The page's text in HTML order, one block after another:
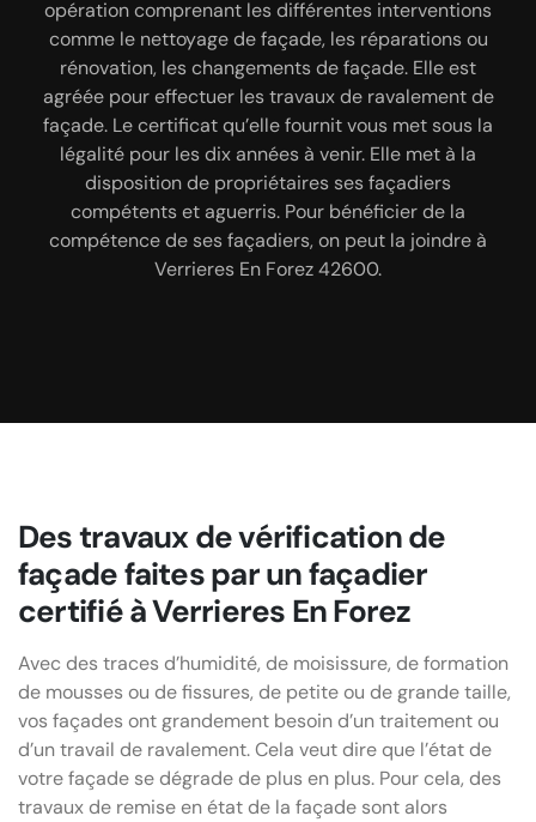
opération comprenant les différentes interventions
comme le nettoyage de façade, les réparations ou
rénovation, les changements de façade. Elle est
agréée pour effectuer les travaux de ravalement de
façade. Le certificat qu’elle fournit vous met sous la
légalité pour les dix années à venir. Elle met à la
disposition de propriétaires ses façadiers
compétents et aguerris. Pour bénéficier de la
compétence de ses façadiers, on peut la joindre à
Verrieres En Forez 42600.
devis des travaux de façade. Vous verrez que ce
professionnel pratique des prix des plus
abordables avec une qualité de service inégalable.
Ce devis vous est offert gracieusement et il ne vous
engage en rien.
dispose d’un façadier très qualifié. Grâce à ses
années d’expérience dans ce domaine d’activité,
MARCHAL Renovation 42 est une entreprise
capable de vous surprendre par la qualité de ses
services.
Des travaux de vérification de
façade faites par un façadier
certifié à Verrieres En Forez
Avec des traces d’humidité, de moisissure, de formation
de mousses ou de fissures, de petite ou de grande taille,
vos façades ont grandement besoin d’un traitement ou
d’un travail de ravalement. Cela veut dire que l’état de
votre façade se dégrade de plus en plus. Pour cela, des
travaux de remise en état de la façade sont alors